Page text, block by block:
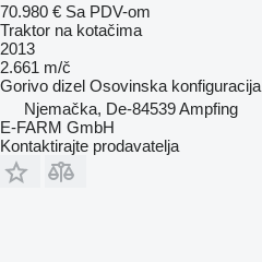
70.980 € Sa PDV-om
Traktor na kotačima
2013
2.661 m/č
Gorivo dizel Osovinska konfiguracija
Njemačka, De-84539 Ampfing
E-FARM GmbH
Kontaktirajte prodavatelja